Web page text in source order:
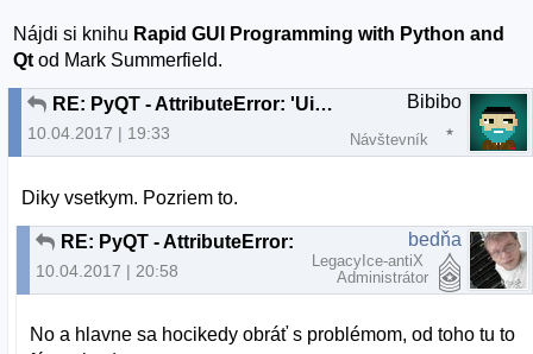
Nájdi si knihu Rapid GUI Programming with Python and
Qtod Mark Summerfield.
RE: PyQT - AttributeError: 'Ui_Form' object has no attribute 'output_text'
10.04.2017 | 19:33
Bibibo
Návštevník
Diky vsetkym. Pozriem to.
10.04.2017 | 20:58
bedňa
LegacyIce-antiX
Administrátor
No a hlavne sa hocikedy obráť s problémom, od toho tu to